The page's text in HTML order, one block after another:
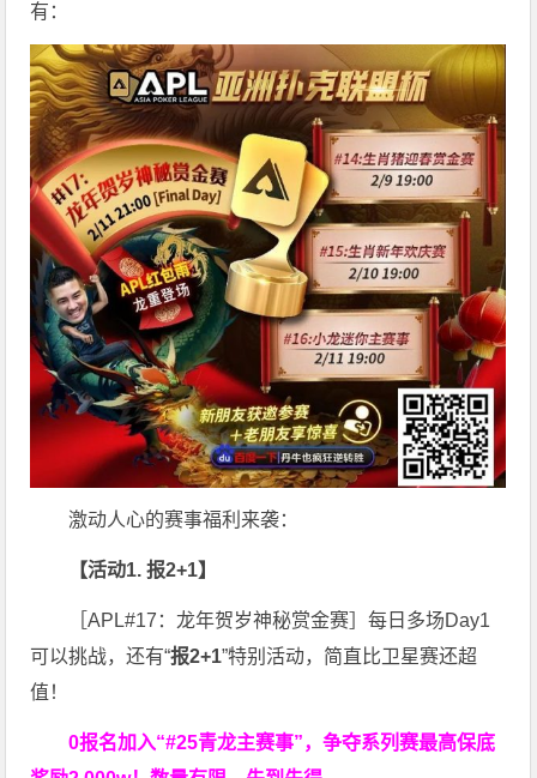
有：
激动人心的赛事福利来袭：
【活动1. 报2+1】
［APL#17：龙年贺岁神秘赏金赛］每日多场Day1
可以挑战，还有“报2+1”特别活动，简直比卫星赛还超
值！
0报名加入“#25青龙主赛事”，争夺系列赛最高保底